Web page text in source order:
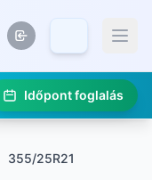
Időpont foglalás
355/25R21